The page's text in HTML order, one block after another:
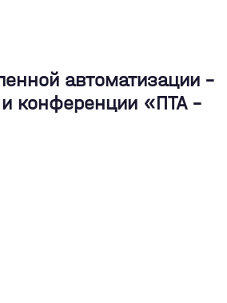
автоматизации -
конференции «ПТА –